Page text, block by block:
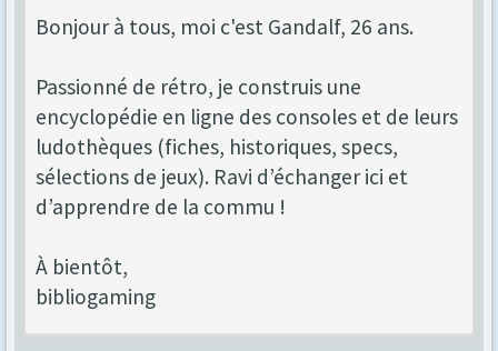
Bonjour à tous, moi c'est Gandalf, 26 ans.
Passionné de rétro, je construis une
encyclopédie en ligne des consoles et de leurs
ludothèques (fiches, historiques, specs,
sélections de jeux). Ravi d’échanger ici et
d’apprendre de la commu !
À bientôt,
bibliogaming